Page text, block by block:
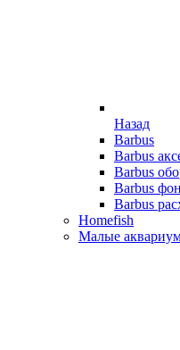
Назад
Barbus
Barbus
Barbus
Barbus
Barbus
Homefish
Малые